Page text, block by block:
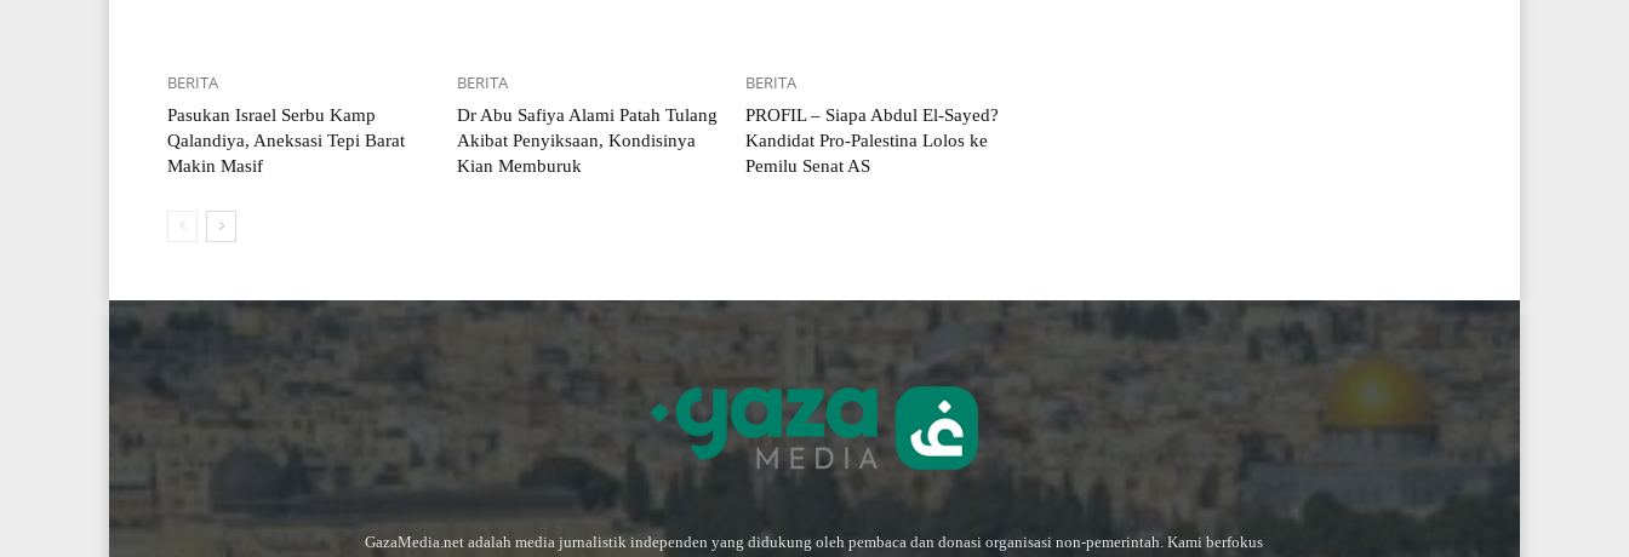
BERITA
Pasukan Israel Serbu Kamp
Qalandiya, Aneksasi Tepi Barat
Makin Masif
BERITA
Dr Abu Safiya Alami Patah Tulang
Akibat Penyiksaan, Kondisinya
Kian Memburuk
BERITA
PROFIL – Siapa Abdul El-Sayed?
Kandidat Pro-Palestina Lolos ke
Pemilu Senat AS
GazaMedia.net adalah media jurnalistik independen yang didukung oleh pembaca dan donasi organisasi non-pemerintah. Kami berfokus